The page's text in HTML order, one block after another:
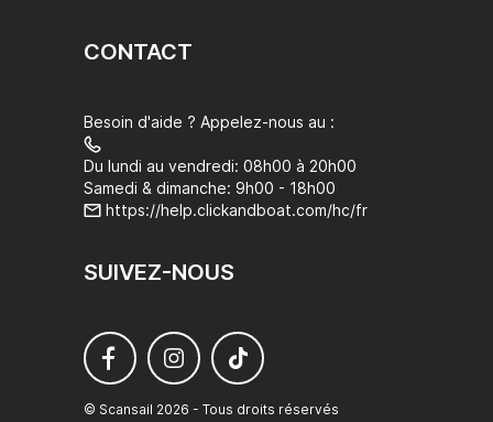
CONTACT
Besoin d'aide ? Appelez-nous au :
Du lundi au vendredi: 08h00 à 20h00
Samedi & dimanche: 9h00 - 18h00
https://help.clickandboat.com/hc/fr
SUIVEZ-NOUS
© Scansail 2026 - Tous droits réservés